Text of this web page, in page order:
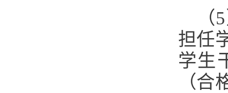
担任
学生
（